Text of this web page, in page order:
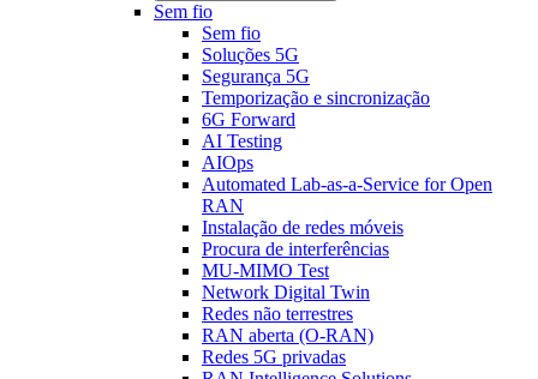
Sem fio
Sem fio
Soluções 5G
Segurança 5G
Temporização e sincronização
6G Forward
AI Testing
AIOps
Automated Lab-as-a-Service for Open
RAN
Instalação de redes móveis
Procura de interferências
MU-MIMO Test
Network Digital Twin
Redes não terrestres
RAN aberta (O-RAN)
Redes 5G privadas